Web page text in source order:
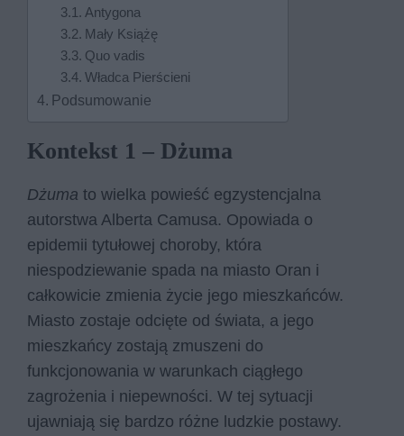
Antygona
Mały Książę
Quo vadis
Władca Pierścieni
Podsumowanie
Kontekst 1 – Dżuma
Dżuma to wielka powieść egzystencjalna
autorstwa Alberta Camusa. Opowiada o
epidemii tytułowej choroby, która
niespodziewanie spada na miasto Oran i
całkowicie zmienia życie jego mieszkańców.
Miasto zostaje odcięte od świata, a jego
mieszkańcy zostają zmuszeni do
funkcjonowania w warunkach ciągłego
zagrożenia i niepewności. W tej sytuacji
ujawniają się bardzo różne ludzkie postawy.